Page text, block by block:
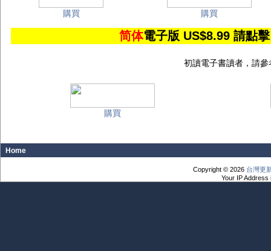
購買 購買
简体電子版 US$8.99 請點
初讀電子書讀者，請參
購買
Home
Copyright © 2026 台灣更
Your IP Address